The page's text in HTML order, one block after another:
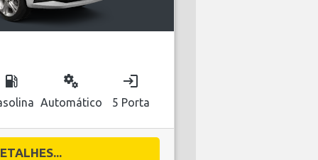
local_gas_station miscellaneous_services
Automático
login
5 Porta